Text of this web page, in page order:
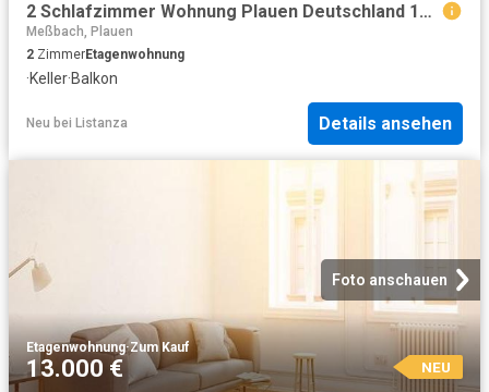
2 Schlafzimmer Wohnung Plauen Deutschland 104798702
Meßbach, Plauen
2 ZimmerEtagenwohnung
·Keller·Balkon
Neu bei Listanza Details ansehen
Foto anschauen
Etagenwohnung·Zum Kauf
13.000 € NEU